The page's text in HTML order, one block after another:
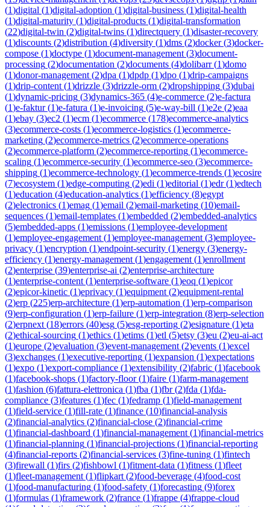
(1)digital (1)digital-adoption (1)digital-business (1)digital-health
(1)digital-maturity (1)digital-products (1)digital-transformation
(22)digital-twin (2)digital-twins (1)directquery (1)disaster-recovery
(1)discounts (2)distribution (4)diversity (1)dms (2)docker(3)docker-
compose (1)doctype (1)document-management (3)document-
processing (2)documentation (2)documents (4)dolibarr(1)domo
(1)donor-management (2)dpa (1)dpdp (1)dpo (1)drip-campaigns
(1)drip-content (1)drizzle (3)drizzle-orm (2)dropshipping (3)dubai
(1)dynamic-pricing (3)dynamics-365 (4)e-commerce (2)e-factura
(1)e-faktur(1)e-fatura (1)e-invoicing (5)e-way-bill (1)e2e (2)eaa
(1)ebay (3)ec2 (1)ecm (1)ecommerce (178)ecommerce-analytics
(3)ecommerce-costs (1)ecommerce-logistics (1)ecommerce-
marketing (2)ecommerce-metrics (2)ecommerce-operations
(2)ecommerce-platform (2)ecommerce-reporting (1)ecommerce-
scaling (1)ecommerce-security (1)ecommerce-seo (3)ecommerce-
shipping (1)ecommerce-technology (1)ecommerce-trends (1)ecosire
(7)ecosystem (1)edge-computing (2)edi (1)editorial (1)edr(1)edtech
(1)education (4)education-analytics (1)efficiency (8)egypt
(2)electronics (1)emag (1)email (2)email-marketing (10)email-
sequences (1)email-templates (1)embedded (2)embedded-analytics
(5)embedded-apps (1)emissions (1)employee-development
(1)employee-engagement (1)employee-management (3)employee-
privacy (1)encryption (1)endpoint-security (1)energy (3)energy-
efficiency (1)energy-management (1)engagement (1)enrollment
(2)enterprise (39)enterprise-ai (2)enterprise-architecture
(1)enterprise-content (1)enterprise-software (1)eoq (1)epicor
(2)epicor-kinetic (1)eprivacy (1)equipment (2)equipment-rental
(2)erp (225)erp-architecture (1)erp-automation (1)erp-comparison
(9)erp-configuration (1)erp-failure (1)erp-integration (8)erp-selection
(2)erpnext (18)errors (40)esg (5)esg-reporting (2)esignature (1)eta
(2)ethical-sourcing (1)ethics (1)etims (1)etl (5)etsy (3)eu (2)eu-ai-act
(1)europe (2)evaluation (3)event-management (2)events (1)excel
(3)exchanges (1)executive-reporting (1)expansion (1)expectations
(1)expo (1)export-compliance (1)extensibility (2)fabric (1)facebook
(1)facebook-shops (1)factory-floor(1)faire (1)farm-management
(1)fashion (6)fattura-elettronica (1)fba (1)fbr(2)fda (1)fda-
compliance (3)features (1)fec (1)fedramp (1)field-management
(1)field-service (1)fill-rate (1)finance (10)financial-analysis
(2)financial-analytics (2)financial-close (2)financial-crime
(1)financial-dashboard (1)financial-management (1)financial-metrics
(1)financial-planning (1)financial-projections (1)financial-reporting
(4)financial-reports (2)financial-services (3)fine-tuning (1)fintech
(3)firewall (1)firs (2)fishbowl (1)fitment-data (1)fitness (1)fleet
(1)fleet-management (1)flipkart (2)food-beverage (4)food-cost
(1)food-manufacturing (1)food-safety (1)forecasting (9)forex
(1)formulas (1)framework (2)france (1)frappe (4)frappe-cloud